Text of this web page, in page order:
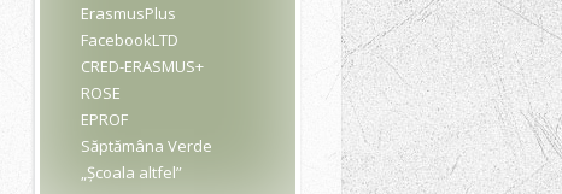
ErasmusPlus
FacebookLTD
CRED-ERASMUS+
ROSE
EPROF
Săptămâna Verde
„Școala altfel”